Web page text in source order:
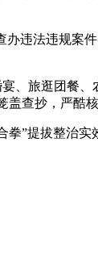
法违规案件
旅逛团餐、农
盖查抄，严酷
”提拔整治实效